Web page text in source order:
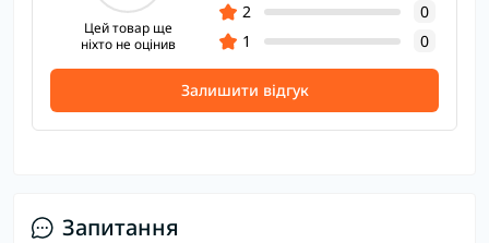
Цей товар ще
ніхто не оцінив
2
0
1
0
Залишити відгук
Запитання